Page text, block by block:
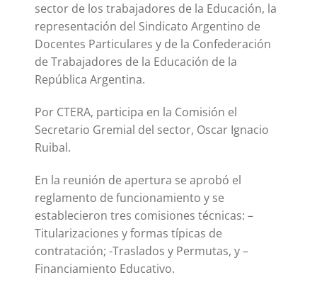
sector de los trabajadores de la Educación, la
representación del Sindicato Argentino de
Docentes Particulares y de la Confederación
de Trabajadores de la Educación de la
República Argentina.
Por CTERA, participa en la Comisión el
Secretario Gremial del sector, Oscar Ignacio
Ruibal.
En la reunión de apertura se aprobó el
reglamento de funcionamiento y se
establecieron tres comisiones técnicas: –
Titularizaciones y formas típicas de
contratación; -Traslados y Permutas, y –
Financiamiento Educativo.